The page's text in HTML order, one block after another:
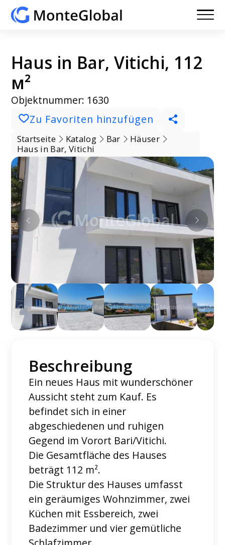
Haus in Bar, Vitichi, 112
м²
Objektnummer: 1630
Zu Favoriten hinzufügen
Startseite Katalog Bar
Häuser
Haus in Bar, Vitichi
Beschreibung
Ein neues Haus mit wunderschöner
Aussicht steht zum Kauf. Es
befindet sich in einer
abgeschiedenen und ruhigen
Gegend im Vorort Bari/Vitichi.
Die Gesamtfläche des Hauses
beträgt 112 m².
Die Struktur des Hauses umfasst
ein geräumiges Wohnzimmer, zwei
Küchen mit Essbereich, zwei
Badezimmer und vier gemütliche